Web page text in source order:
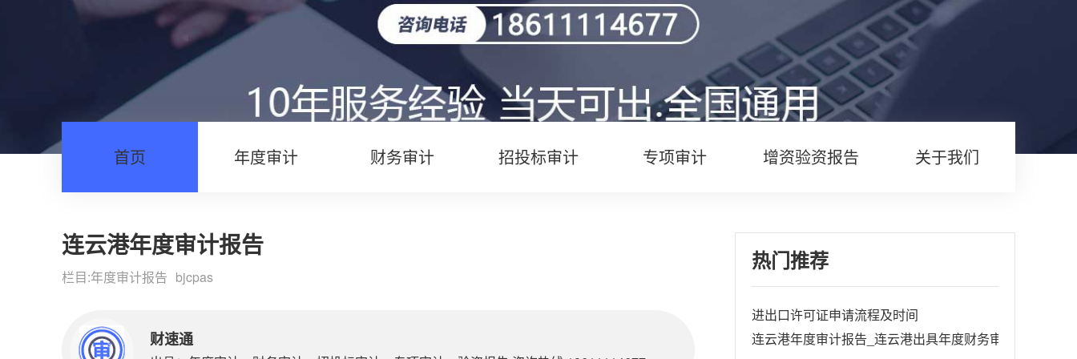
首页 年度审计 财务审计 招投标审计 专项审计 增资验资报告 关于我们
连云港年度审计报告
栏目:年度审计报告 bjcpas
财速通
热门推荐
进出口许可证申请流程及时间
连云港年度审计报告_连云港出具年度财务审计报告收费